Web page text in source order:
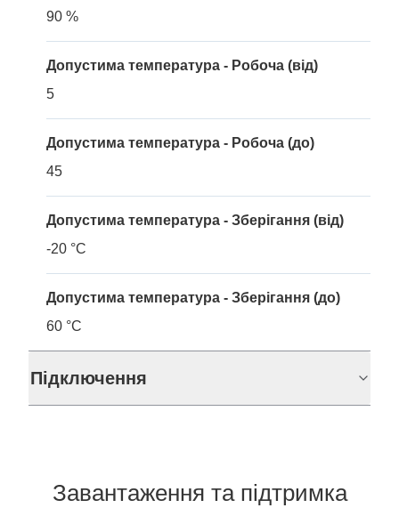
90 %
Допустима температура - Робоча (від)
5
Допустима температура - Робоча (до)
45
Допустима температура - Зберігання (від)
-20 °C
Допустима температура - Зберігання (до)
60 °C
Підключення
Завантаження та підтримка